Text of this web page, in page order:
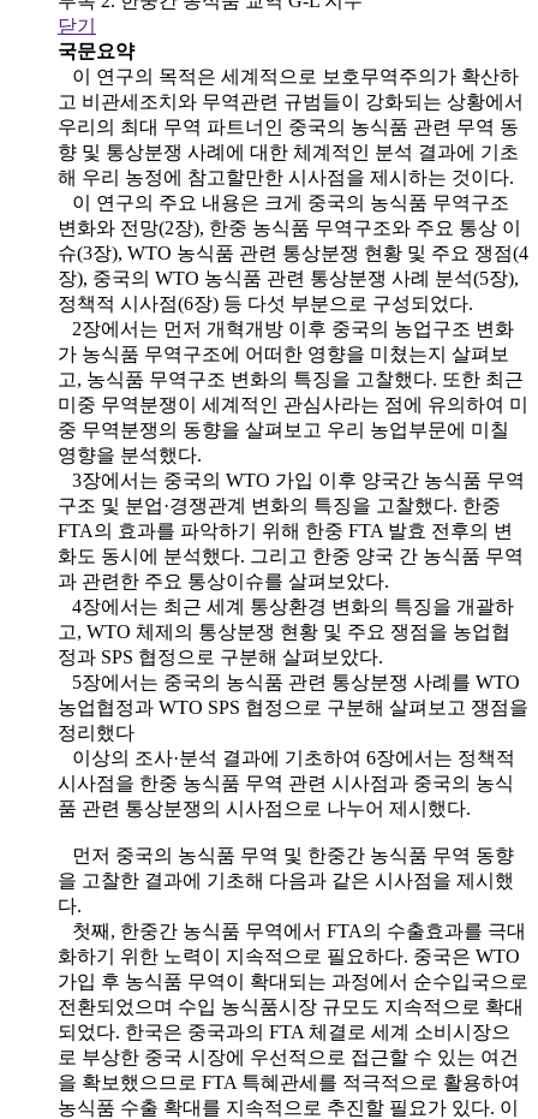
닫기
국문요약
이 연구의 목적은 세계적으로 보호무역주의가 확산하
고 비관세조치와 무역관련 규범들이 강화되는 상황에서
우리의 최대 무역 파트너인 중국의 농식품 관련 무역 동
향 및 통상분쟁 사례에 대한 체계적인 분석 결과에 기초
해 우리 농정에 참고할만한 시사점을 제시하는 것이다.
이 연구의 주요 내용은 크게 중국의 농식품 무역구조
변화와 전망(2장), 한중 농식품 무역구조와 주요 통상 이
슈(3장), WTO 농식품 관련 통상분쟁 현황 및 주요 쟁점(4
장), 중국의 WTO 농식품 관련 통상분쟁 사례 분석(5장),
정책적 시사점(6장) 등 다섯 부분으로 구성되었다.
2장에서는 먼저 개혁개방 이후 중국의 농업구조 변화
가 농식품 무역구조에 어떠한 영향을 미쳤는지 살펴보
고, 농식품 무역구조 변화의 특징을 고찰했다. 또한 최근
미중 무역분쟁이 세계적인 관심사라는 점에 유의하여 미
중 무역분쟁의 동향을 살펴보고 우리 농업부문에 미칠
영향을 분석했다.
3장에서는 중국의 WTO 가입 이후 양국간 농식품 무역
구조 및 분업·경쟁관계 변화의 특징을 고찰했다. 한중
FTA의 효과를 파악하기 위해 한중 FTA 발효 전후의 변
화도 동시에 분석했다. 그리고 한중 양국 간 농식품 무역
과 관련한 주요 통상이슈를 살펴보았다.
4장에서는 최근 세계 통상환경 변화의 특징을 개괄하
고, WTO 체제의 통상분쟁 현황 및 주요 쟁점을 농업협
정과 SPS 협정으로 구분해 살펴보았다.
5장에서는 중국의 농식품 관련 통상분쟁 사례를 WTO
농업협정과 WTO SPS 협정으로 구분해 살펴보고 쟁점을
정리했다
이상의 조사·분석 결과에 기초하여 6장에서는 정책적
시사점을 한중 농식품 무역 관련 시사점과 중국의 농식
품 관련 통상분쟁의 시사점으로 나누어 제시했다.
먼저 중국의 농식품 무역 및 한중간 농식품 무역 동향
을 고찰한 결과에 기초해 다음과 같은 시사점을 제시했
다.
첫째, 한중간 농식품 무역에서 FTA의 수출효과를 극대
화하기 위한 노력이 지속적으로 필요하다. 중국은 WTO
가입 후 농식품 무역이 확대되는 과정에서 순수입국으로
전환되었으며 수입 농식품시장 규모도 지속적으로 확대
되었다. 한국은 중국과의 FTA 체결로 세계 소비시장으
로 부상한 중국 시장에 우선적으로 접근할 수 있는 여건
을 확보했으므로 FTA 특혜관세를 적극적으로 활용하여
농식품 수출 확대를 지속적으로 추진할 필요가 있다. 이